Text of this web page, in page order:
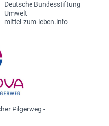
Deutsche Bundesstiftung
Umwelt
mittel-zum-leben.info
Pilgerweg -